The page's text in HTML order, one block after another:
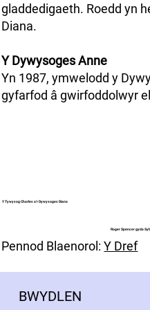
gladdedigaeth. Roedd yn
Diana.
Y Dywysoges Anne
Yn 1987, ymwelodd y
gyfarfod â gwirfoddolwyr
Y Tywysog Charles a’r Dywysoges Diana
Roger Spencer gyda
Pennod Blaenorol:Y Dref
BWYDLEN